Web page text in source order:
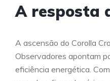
A resposta
A ascensão do Corolla
Observadores apontam
eficiência energética.